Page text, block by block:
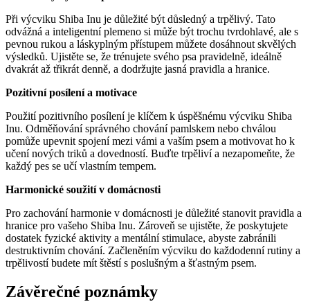
Při výcviku Shiba Inu je důležité být důsledný a trpělivý. Tato
odvážná a inteligentní plemeno si může být trochu tvrdohlavé, ale s
pevnou rukou a láskyplným přístupem můžete dosáhnout skvělých
výsledků. Ujistěte se, že trénujete svého psa pravidelně, ideálně
dvakrát až třikrát denně, a dodržujte jasná pravidla a hranice.
Pozitivní posílení a motivace
Použití pozitivního posílení je klíčem k úspěšnému výcviku Shiba
Inu. Odměňování správného chování pamlskem nebo chválou
pomůže upevnit spojení mezi vámi a vaším psem a motivovat ho k
učení nových triků a dovedností. Buďte trpěliví a nezapomeňte, že
každý pes se učí vlastním tempem.
Harmonické soužití v domácnosti
Pro zachování harmonie v domácnosti je důležité stanovit pravidla a
hranice pro vašeho Shiba Inu. Zároveň se ujistěte, že poskytujete
dostatek fyzické aktivity a mentální stimulace, abyste zabránili
destruktivním chování. Začleněním výcviku do každodenní rutiny a
trpělivostí budete mít štěstí s poslušným a šťastným psem.
Závěrečné poznámky